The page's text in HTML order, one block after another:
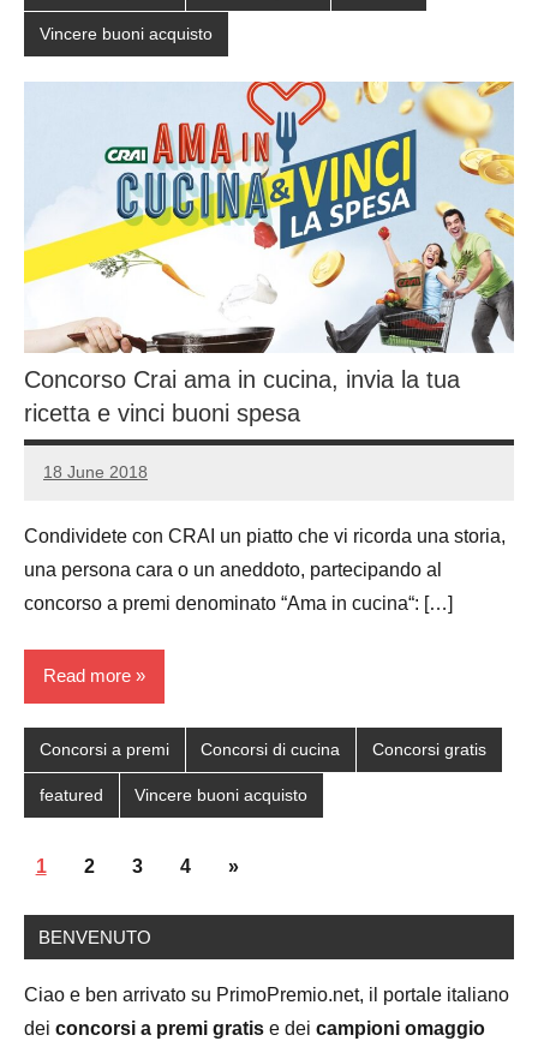
Vincere buoni acquisto
Concorso Crai ama in cucina, invia la tua
ricetta e vinci buoni spesa
18 June 2018
Luca
No
Condividete con CRAI un piatto che vi ricorda una storia,
una persona cara o un aneddoto, partecipando al
concorso a premi denominato “Ama in cucina“: […]
Read more
Concorsi a premi Concorsi di cucina Concorsi gratis
featured Vincere buoni acquisto
Posts
1 2 3 4
Next
»
BENVENUTO
Ciao e ben arrivato su PrimoPremio.net, il portale italiano
dei concorsi a premi gratis e dei campioni omaggio